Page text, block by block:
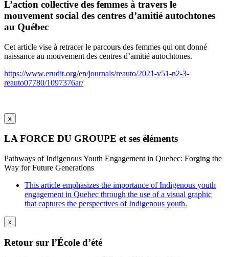
L’action collective des femmes à travers le
mouvement social des centres d’amitié autochtones
au Québec
Cet article vise à retracer le parcours des femmes qui ont donné
naissance au mouvement des centres d’amitié autochtones.
https://www.erudit.org/en/journals/reauto/2021-v51-n2-3-
reauto07780/1097376ar/
x
LA FORCE DU GROUPE et ses éléments
Pathways of Indigenous Youth Engagement in Quebec: Forging the
Way for Future Generations
This article emphasizes the importance of Indigenous youth
engagement in Quebec through the use of a visual graphic
that captures the perspectives of Indigenous youth.
x
Retour sur l’École d’été